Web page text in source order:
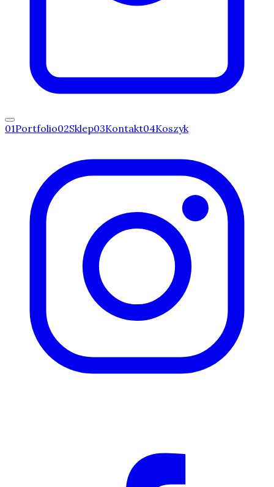
01Portfolio02Sklep03Kontakt04Koszyk